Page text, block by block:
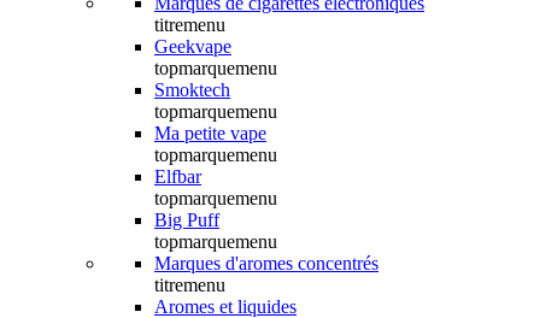
titremenu
Geekvape
topmarquemenu
Smoktech
topmarquemenu
Ma petite vape
topmarquemenu
Elfbar
topmarquemenu
Big Puff
topmarquemenu
Marques d'aromes concentrés
titremenu
Aromes et liquides